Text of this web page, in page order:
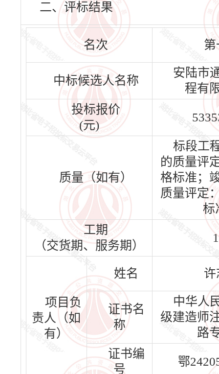
二、评标结果
名次 第
中标候选人名称
安陆市
程有
投标报价
(元)
质量（如有）
标段工
的质量评
格标准；
质量评定
标
工期
（交货期、服务期）
项目负
责人（如
有）
姓名 许
证书名
称
中华人
级建造师
路
证书编
号
鄂